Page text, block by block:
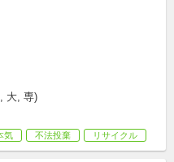
大, 専)
気 不法投棄 リサイクル